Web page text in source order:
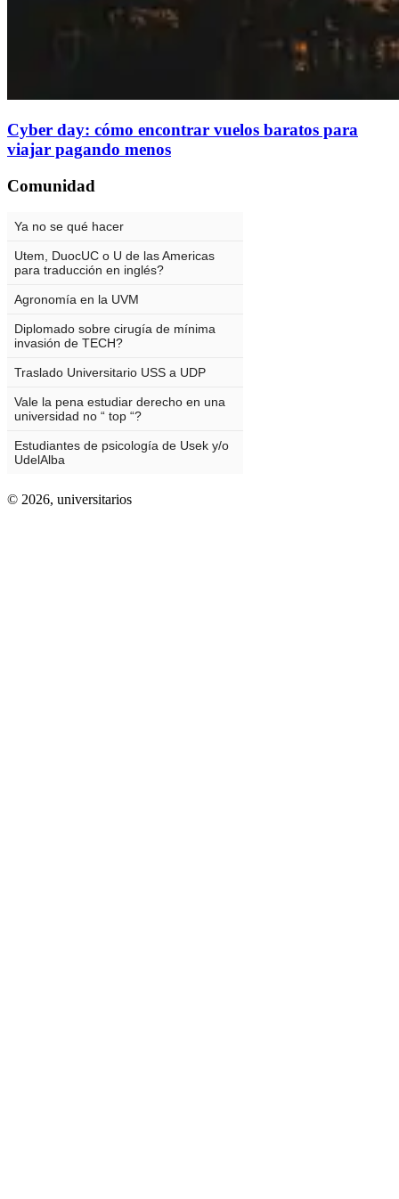
Cyber day: cómo encontrar vuelos baratos para
viajar pagando menos
Comunidad
© 2026, universitarios